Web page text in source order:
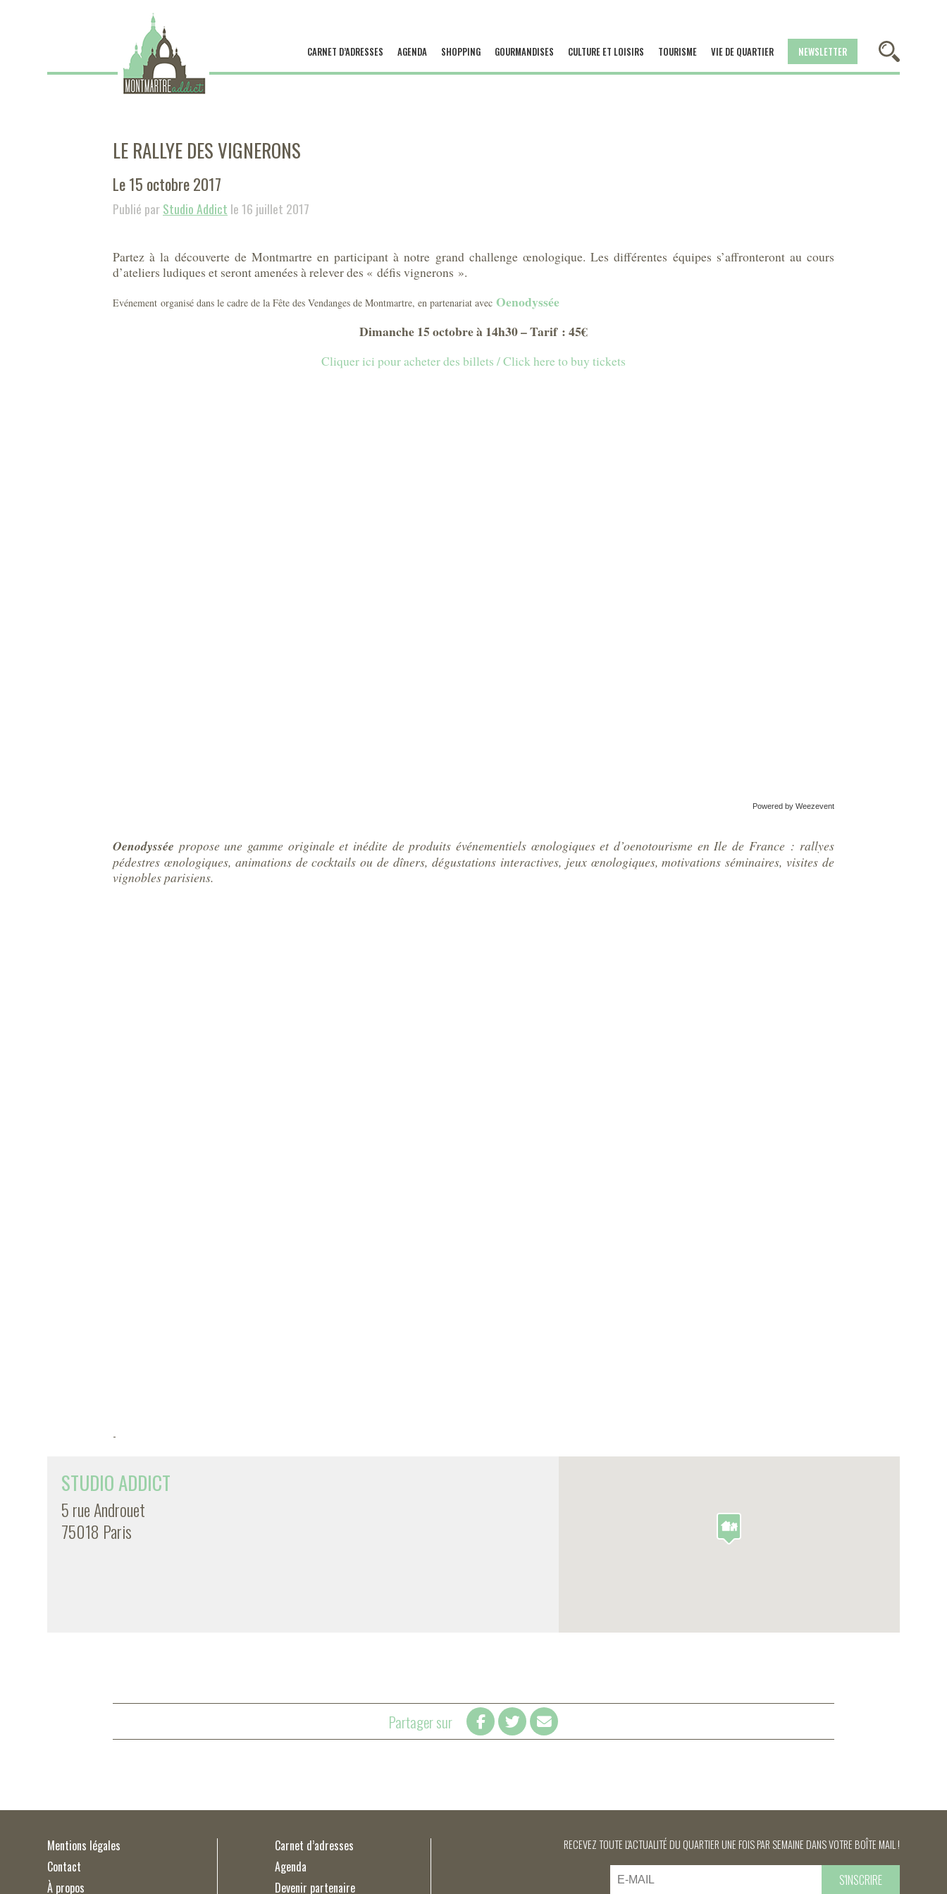
CARNET D’ADRESSES AGENDA SHOPPING GOURMANDISES CULTURE ET LOISIRS TOURISME VIE DE QUARTIER NEWSLETTER
LE RALLYE DES VIGNERONS
Le 15 octobre 2017
Publié parStudio Addict le 16 juillet 2017
Partez à la découverte de Montmartre en participant à notre grand challenge œnologique. Les différentes équipes s’affronteront au cours
d’ateliers ludiques et seront amenées à relever des « défis vignerons ».
Evénement organisé dans le cadre de la Fête des Vendanges de Montmartre, en partenariat avec Oenodyssée
Dimanche 15 octobre à 14h30 – Tarif : 45€
Cliquer ici pour acheter des billets / Click here to buy tickets
Powered by Weezevent
Oenodyssée propose une gamme originale et inédite de produits événementiels œnologiques et d’oenotourisme en Ile de France : rallyes
pédestres œnologiques, animations de cocktails ou de dîners, dégustations interactives, jeux œnologiques, motivations séminaires, visites de
vignobles parisiens.
-
STUDIO ADDICT
5 rue Androuet
75018 Paris
Partager sur
Mentions légales
Contact
À propos
Carnet d’adresses
Agenda
Devenir partenaire
RECEVEZ TOUTE L'ACTUALITÉ DU QUARTIER UNE FOIS PAR SEMAINE DANS VOTRE BOÎTE MAIL !